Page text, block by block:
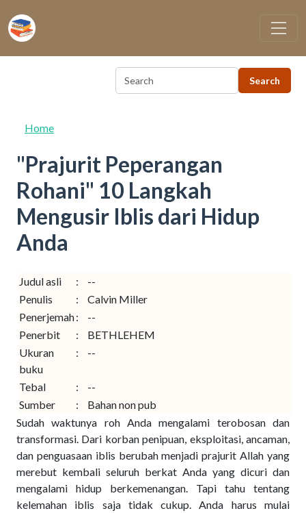
Home
"Prajurit Peperangan
Rohani" 10 Langkah
Mengusir Iblis dari Hidup
Anda
Judul asli :
--
Penulis
:
Calvin Miller
Penerjemah:
--
Penerbit
:
BETHLEHEM
Ukuran
buku
: --
Tebal :
--
Sumber
:
Bahan non pub
Sudah waktunya roh Anda mengalami terobosan dan
transformasi. Dari korban penipuan, eksploitasi, ancaman,
dan penguasaan iblis berubah menjadi prajurit Allah yang
merebut kembali seluruh berkat Anda yang dicuri dan
mengalami hidup berkemenangan. Tapi tahu tentang
kelemahan iblis saja tidak cukup. Anda harus mulai